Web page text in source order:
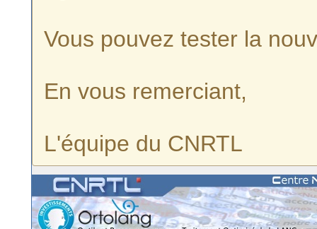
Vous pouvez tester la
En vous remerciant,
L'équipe du CNRTL